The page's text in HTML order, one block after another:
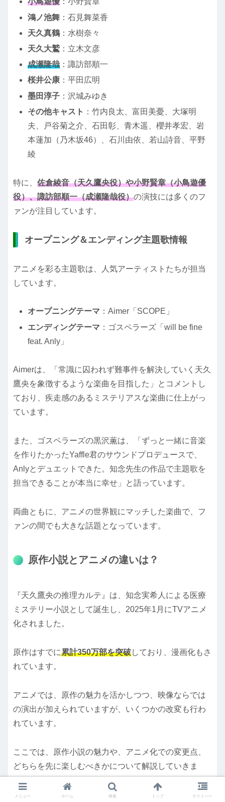
鴻ノ池舞 ：石見舞菜香
天久真鶴 ：水樹奈々
天久大鷲：立木文彦
成瀬隆哉 ：諏訪部順一
桜井公康 ：平田広明
墨田淳子 ：沢城みゆき
その他キャスト ：竹内良太、富田美憂、大塚明
夫、戸谷菊之介、石田彰、青木遥、櫻井孝宏、岩
本蓮加（乃木坂46）、石川由依、若山詩音、平野
綾
特に、 佐倉綾音（天久鷹央役）や小野賢章（小鳥遊優
役）、諏訪部順一（成瀬隆哉役）の演技には多くのフ
ァンが注目しています。
オープニング＆エンディング主題歌情報
アニメを彩る主題歌は、人気アーティストたちが担当
しています。
オープニングテーマ ：Aimer「SCOPE」
エンディングテーマ ：ゴスペラーズ「will be fine
feat. Anly」
Aimerは、「常識に囚われず難事件を解決していく天久
鷹央を象徴するような楽曲を目指した」とコメントし
ており、疾走感のあるミステリアスな楽曲に仕上がっ
ています。
また、ゴスペラーズの黒沢薫は、「ずっと一緒に音楽
を作りたかったYaffle君のサウンドプロデュースで、
Anlyとデュエットできた。知念先生の作品で主題歌を
担当できることが本当に幸せ」と語っています。
両曲ともに、アニメの世界観にマッチした楽曲で、フ
ァンの間でも大きな話題となっています。
原作小説とアニメの違いは？
『天久鷹央の推理カルテ』は、知念実希人による医療
ミステリー小説として誕生し、2025年1月にTVアニメ
化されました。
原作はすでに累計350万部を突破しており、漫画化もさ
れています。
アニメでは、原作の魅力を活かしつつ、映像ならでは
の演出が加えられていますが、いくつかの改変も行わ
れています。
ここでは、原作小説の魅力や、アニメ化での変更点、
どちらを先に楽しむべきかについて解説していきま
メニュー ホーム 検索 トップ サイドバー